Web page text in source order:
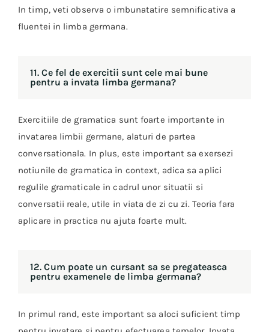
In timp, veti observa o imbunatatire semnificativa a
fluentei in limba germana.
11. Ce fel de exercitii sunt cele mai bune
pentru a invata limba germana?
Exercitiile de gramatica sunt foarte importante in
invatarea limbii germane, alaturi de partea
conversationala. In plus, este important sa exersezi
notiunile de gramatica in context, adica sa aplici
regulile gramaticale in cadrul unor situatii si
conversatii reale, utile in viata de zi cu zi. Teoria fara
aplicare in practica nu ajuta foarte mult.
12. Cum poate un cursant sa se pregateasca
pentru examenele de limba germana?
In primul rand, este important sa aloci suficient timp